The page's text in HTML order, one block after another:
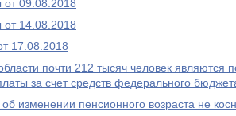
от 09.08.2018
от 14.08.2018
17.08.2018
почти 212 тысяч человек являются
за счет средств федерального
об изменении пенсионного возраста не